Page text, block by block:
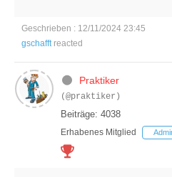
Geschrieben : 12/11/2024 23:45
gschafftreacted
Praktiker
(@praktiker)
Beiträge: 4038
Erhabenes Mitglied